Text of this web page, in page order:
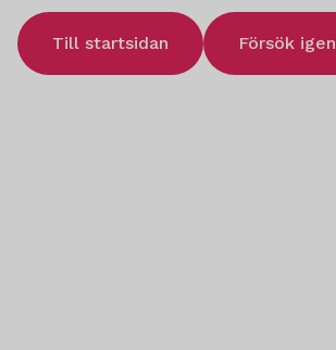
Till startsidan Försök igen